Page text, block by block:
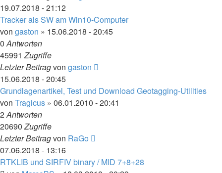
19.07.2018 - 21:12
Tracker als SW am Win10-Computer
von gaston » 15.06.2018 - 20:45
0Antworten
45991Zugriffe
Letzter Beitragvon gaston
15.06.2018 - 20:45
Grundlagenartikel, Test und Download Geotagging-Utilities
von Tragicus » 06.01.2010 - 20:41
2Antworten
20690Zugriffe
Letzter Beitragvon RaGo
07.06.2018 - 13:16
RTKLIB und SIRFIV binary / MID 7+8+28